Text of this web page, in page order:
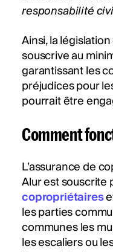
responsabilité
Ainsi, la
souscrive au
garantissant les
préjudices pour
pourrait être
Comment
L’assurance de
Alur est souscrite
copropriétaires
les parties
communes les
les escaliers ou